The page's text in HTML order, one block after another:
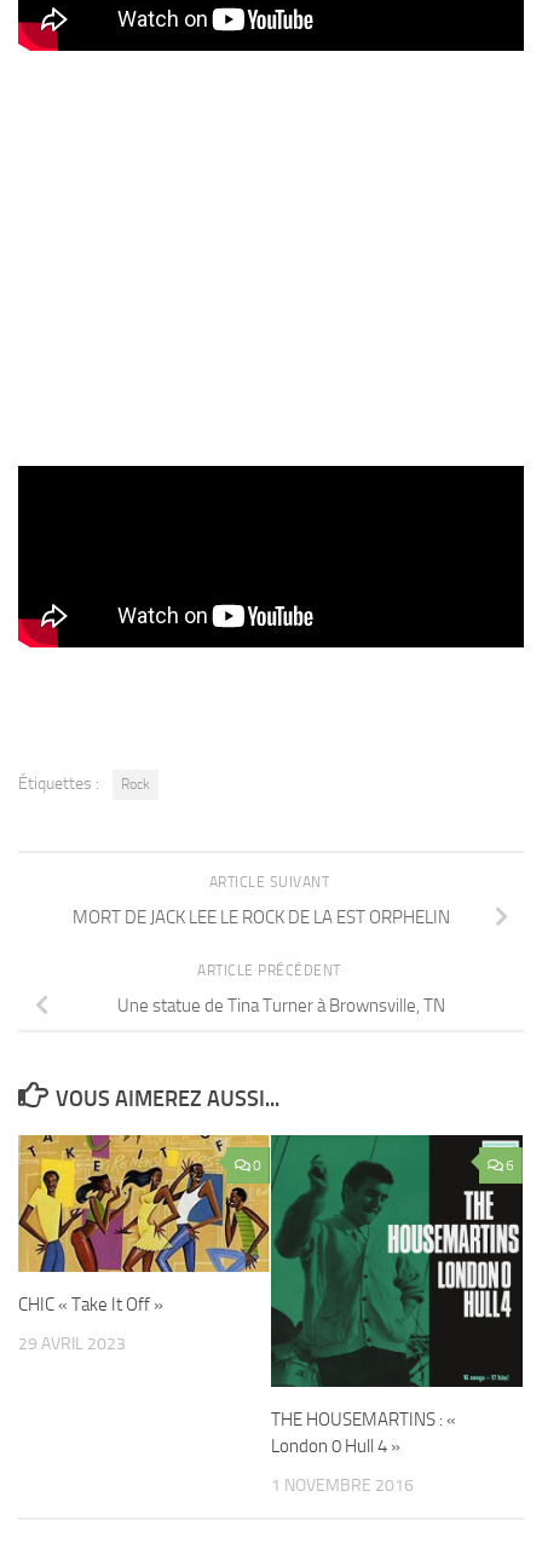
Étiquettes : Rock
ARTICLE SUIVANT
MORT DE JACK LEE LE ROCK DE LA EST ORPHELIN
ARTICLE PRÉCÉDENT
Une statue de Tina Turner à Brownsville, TN
VOUS AIMEREZ AUSSI...
0
CHIC « Take It Off »
29 AVRIL 2023
6
THE HOUSEMARTINS : «
London 0 Hull 4 »
1 NOVEMBRE 2016